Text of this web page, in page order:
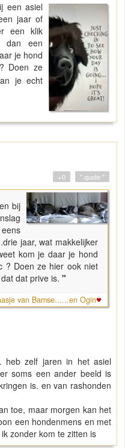
een asiel
jaar of
een klik
dan een
je hond
Doen ze
je echt
" quote "
+0
bij
jaar, wat makkelijker
kom je daar je hond
? Doen ze hier ook niet
dat prive is. "
van Bamse......en Ogin
heb zelf jaren in het asiel
soms een ander beeld is
is. en van rashonden
toe, maar morgen kan het
een hondenmens en met
zonder kom te zitten is